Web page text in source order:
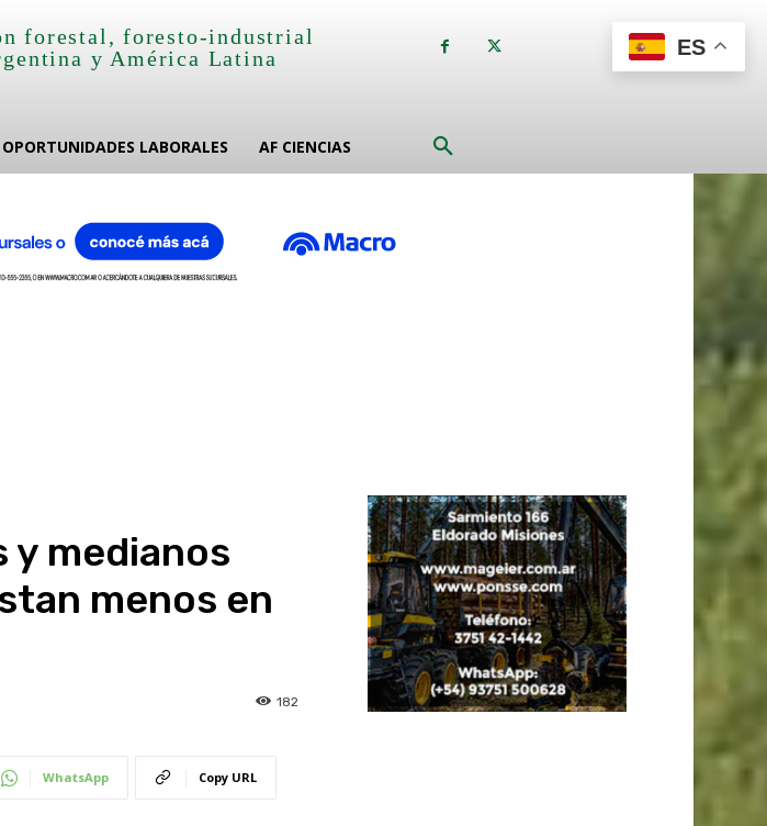
forestal, foresto-industrial
y América Latina
OPORTUNIDADES LABORALES AF CIENCIAS
y medianos
menos en
182
WhatsApp Copy URL
ES